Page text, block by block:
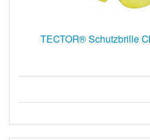
TECTOR® Schutzbrille